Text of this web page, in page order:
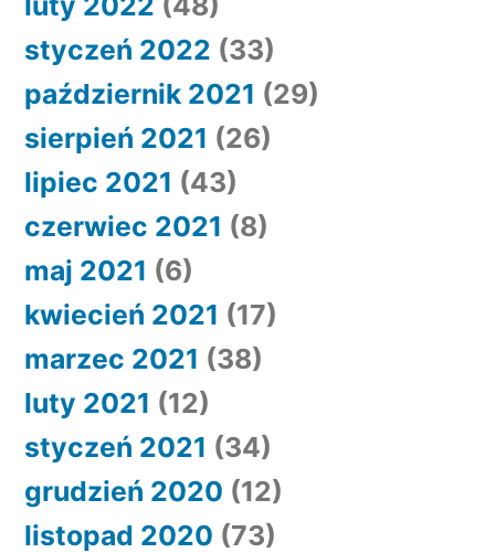
styczeń 2022 (33)
październik 2021 (29)
sierpień 2021 (26)
lipiec 2021 (43)
czerwiec 2021 (8)
maj 2021 (6)
kwiecień 2021 (17)
marzec 2021 (38)
luty 2021 (12)
styczeń 2021 (34)
grudzień 2020 (12)
listopad 2020 (73)